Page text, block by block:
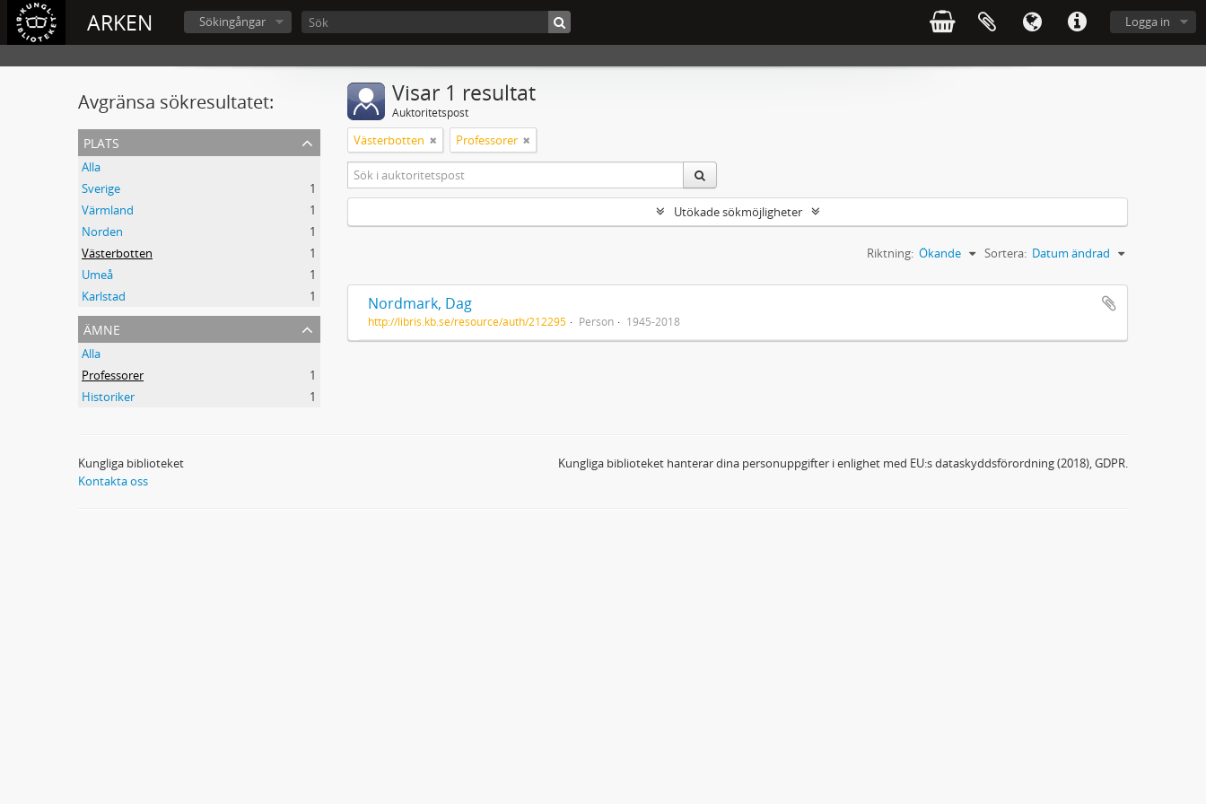
ARKEN Logga in
Sökingångar
Avgränsa sökresultatet:
plats
Alla
Sverige
1
Värmland
1
Norden
1
Västerbotten
1
Umeå
1
Karlstad
1
ämne
Alla
Professorer
1
Historiker
1
Visar 1 resultat
Auktoritetspost
Västerbotten Professorer
Utökade sökmöjligheter
Sortera: Datum ändrad
Riktning: Ökande
Nordmark, Dag
http://libris.kb.se/resource/auth/212295 Person 1945-2018
Kungliga biblioteket
Kontakta oss
Kungliga biblioteket hanterar dina personuppgifter i enlighet med EU:s dataskyddsförordning (2018), GDPR.